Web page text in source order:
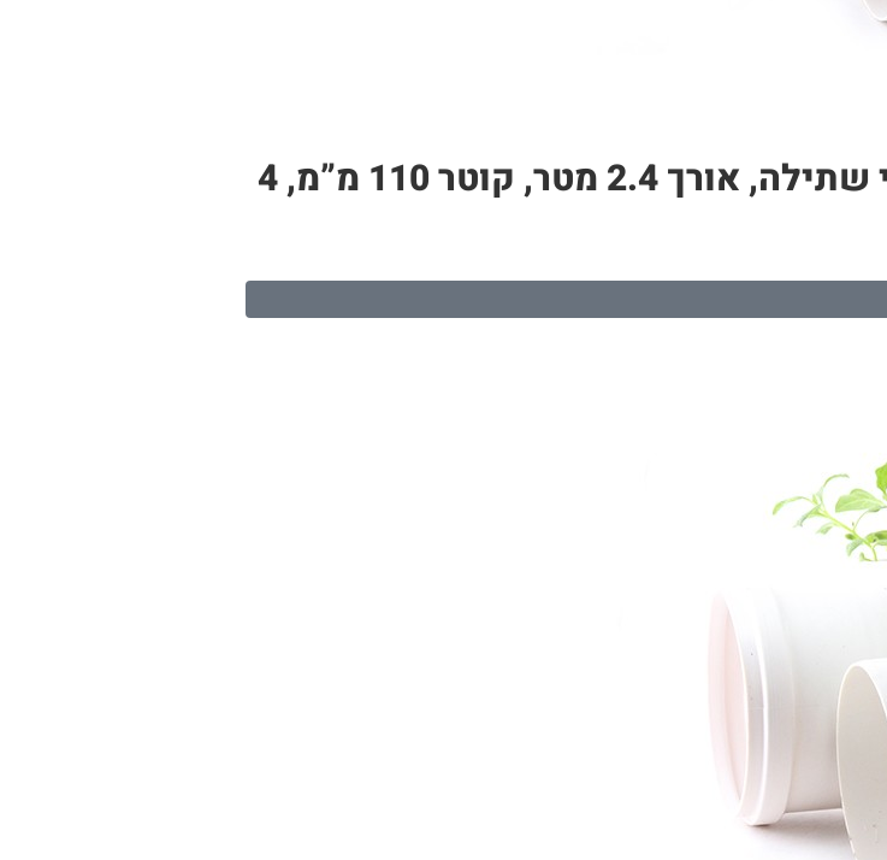
צינור PP לבן – תעלה לגידול הידרופוני | 11 חורי שתילה, אורך 2.4 מטר, קוטר 110 מ”מ, 4